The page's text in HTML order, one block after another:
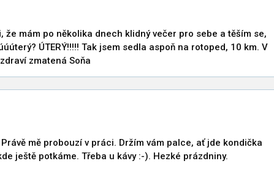
mám po několika dnech klidný večer pro sebe a těším se,
ÚTERÝ!!!!! Tak jsem sedla aspoň na rotoped, 10 km. V
zmatená Soňa
mě probouzí v práci. Držím vám palce, ať jde kondička
ještě potkáme. Třeba u kávy :-). Hezké prázdniny.